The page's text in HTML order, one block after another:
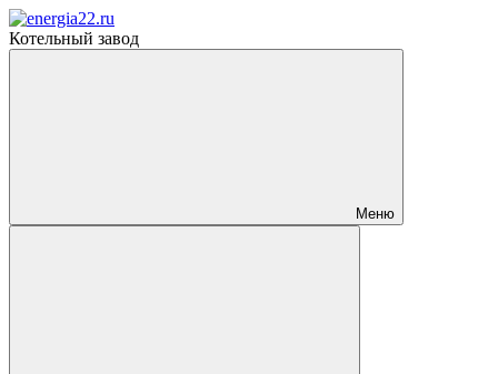
Котельный завод
Меню